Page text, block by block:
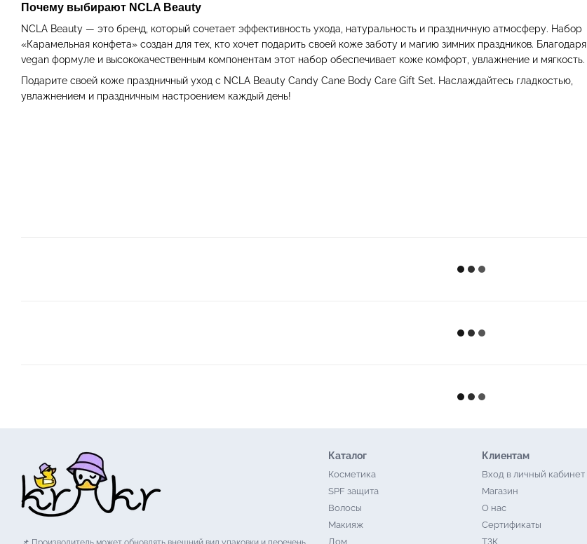
Почему выбирают NCLA Beauty
NCLA Beauty — это бренд, который сочетает эффективность ухода, натуральность и праздничную атмосферу. Набор
«Карамельная конфета» создан для тех, кто хочет подарить своей коже заботу и магию зимних праздников. Благодаря
vegan формуле и высококачественным компонентам этот набор обеспечивает коже комфорт, увлажнение и мягкость.
Подарите своей коже праздничный уход с NCLA Beauty Candy Cane Body Care Gift Set. Наслаждайтесь гладкостью,
увлажнением и праздничным настроением каждый день!
Каталог
Косметика
SPF защита
Волосы
Макияж
Дом
Клиентам
Вход в личный кабинет
Магазин
О нас
Сертификаты
ТЗК